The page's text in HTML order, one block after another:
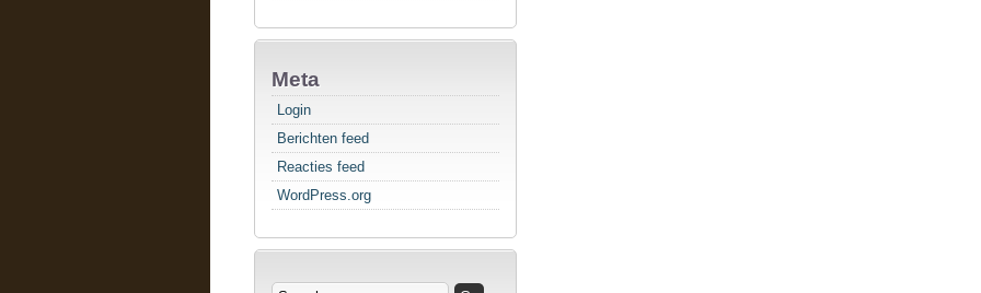
Meta
Login
Berichten feed
Reacties feed
WordPress.org